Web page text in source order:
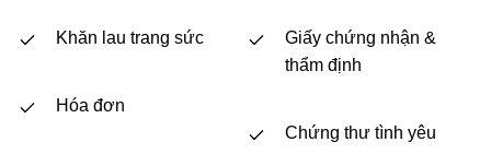
Khăn lau trang sức
Hóa đơn
Giấy chứng nhận &
thẩm định
Chứng thư tình yêu